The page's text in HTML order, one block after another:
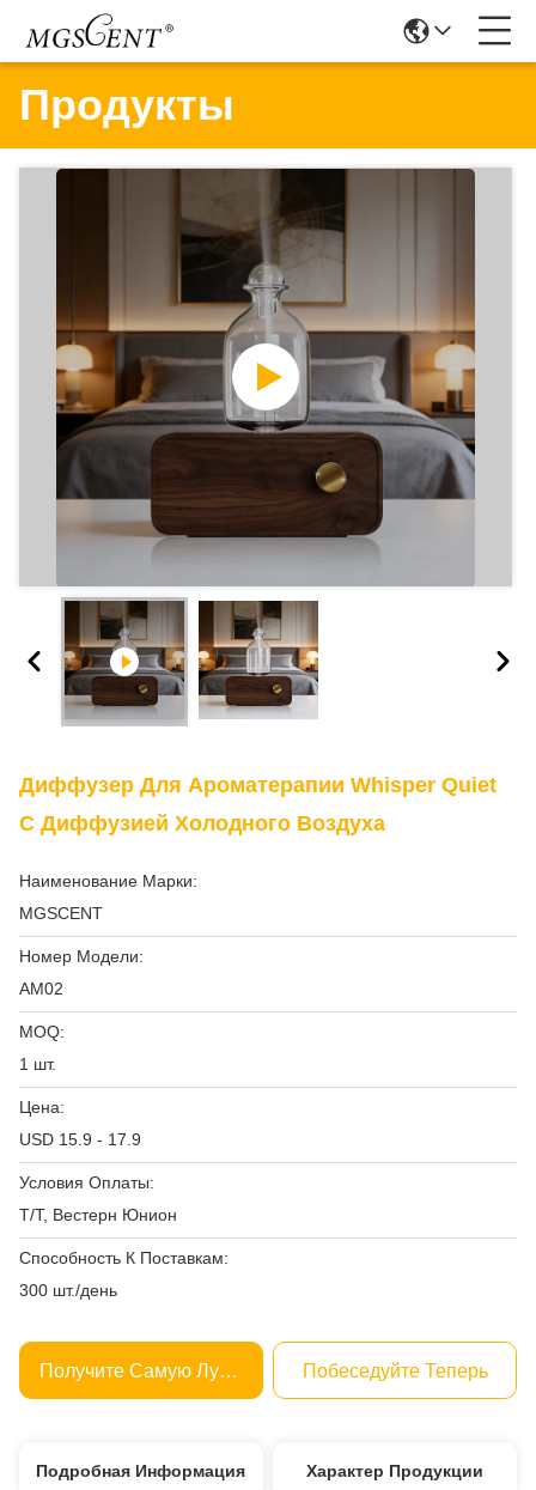
Продукты
Диффузер Для Ароматерапии Whisper Quiet
С Диффузией Холодного Воздуха
Наименование Марки:
MGSCENT
Номер Модели:
AM02
MOQ:
1 шт.
Цена:
USD 15.9 - 17.9
Условия Оплаты:
Т/Т, Вестерн Юнион
Способность К Поставкам:
300 шт./день
Получите Самую Лучшую Цену Побеседуйте Теперь
Подробная Информация Характер Продукции